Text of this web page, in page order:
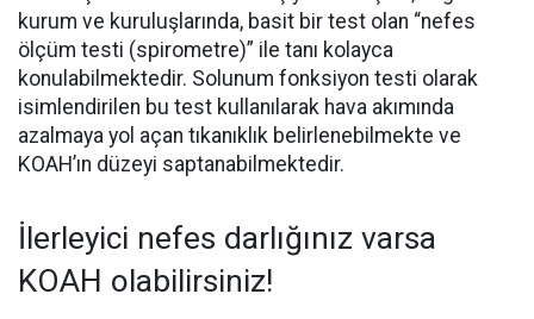
kurum ve kuruluşlarında, basit bir test olan “nefes
ölçüm testi (spirometre)” ile tanı kolayca
konulabilmektedir. Solunum fonksiyon testi olarak
isimlendirilen bu test kullanılarak hava akımında
azalmaya yol açan tıkanıklık belirlenebilmekte ve
KOAH’ın düzeyi saptanabilmektedir.
İlerleyici nefes darlığınız varsa
KOAH olabilirsiniz!